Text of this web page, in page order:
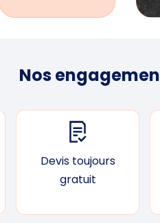
Nos
Devis toujours
gratuit